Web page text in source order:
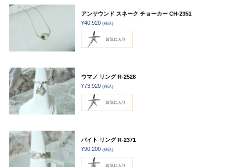
アンサウンド スネーク チョーカー CH-2351
¥40,920 (税込)
ウマノ リング R-2528
¥73,920 (税込)
バイト リング R-2371
¥90,200 (税込)